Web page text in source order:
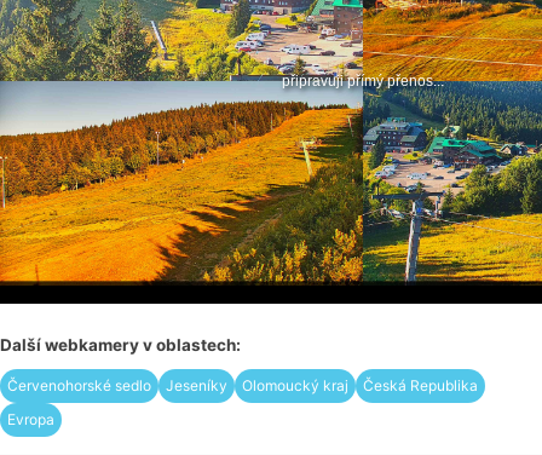
Další webkamery v oblastech:
Červenohorské sedlo Jeseníky Olomoucký kraj
Česká Republika
Evropa